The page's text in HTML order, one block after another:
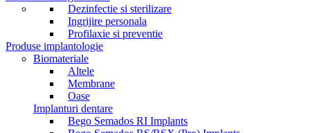
Dezinfectie si sterilizare
Ingrijire personala
Profilaxie si preventie
Produse implantologie
Biomateriale
Altele
Membrane
Oase
Implanturi dentare
Bego Semados RI Implants